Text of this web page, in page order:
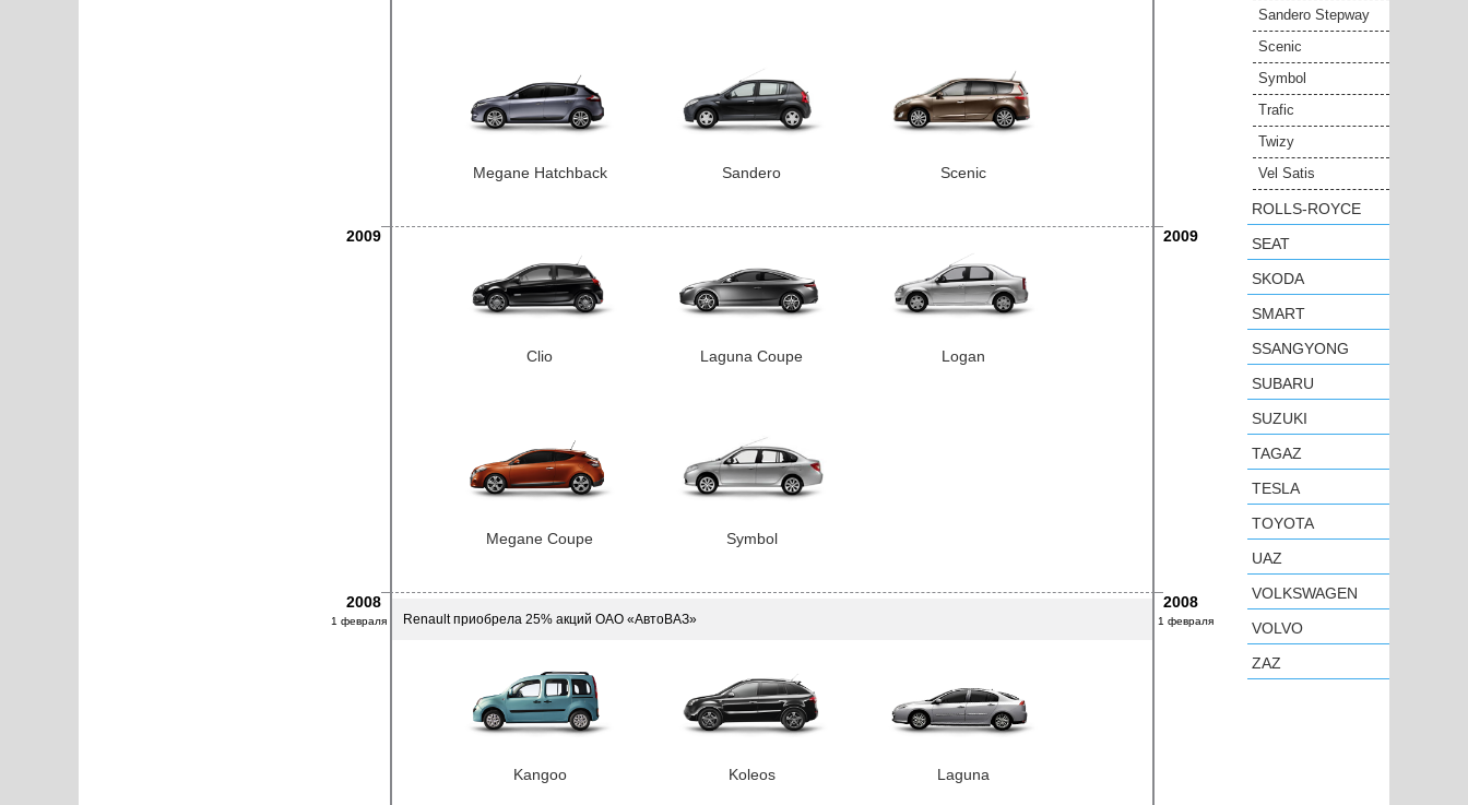
Megane Hatchback Sandero Scenic
2009 2009
Clio Laguna Coupe Logan
Megane Coupe Symbol
2008 2008
1 февраля 1 февраля
Renault приобрела 25% акций ОАО «АвтоВАЗ»
Kangoo Koleos Laguna
Sandero Stepway
Scenic
Symbol
Trafic
Twizy
Vel Satis
ROLLS-ROYCE
SEAT
SKODA
SMART
SSANGYONG
SUBARU
SUZUKI
TAGAZ
TESLA
TOYOTA
UAZ
VOLKSWAGEN
VOLVO
ZAZ